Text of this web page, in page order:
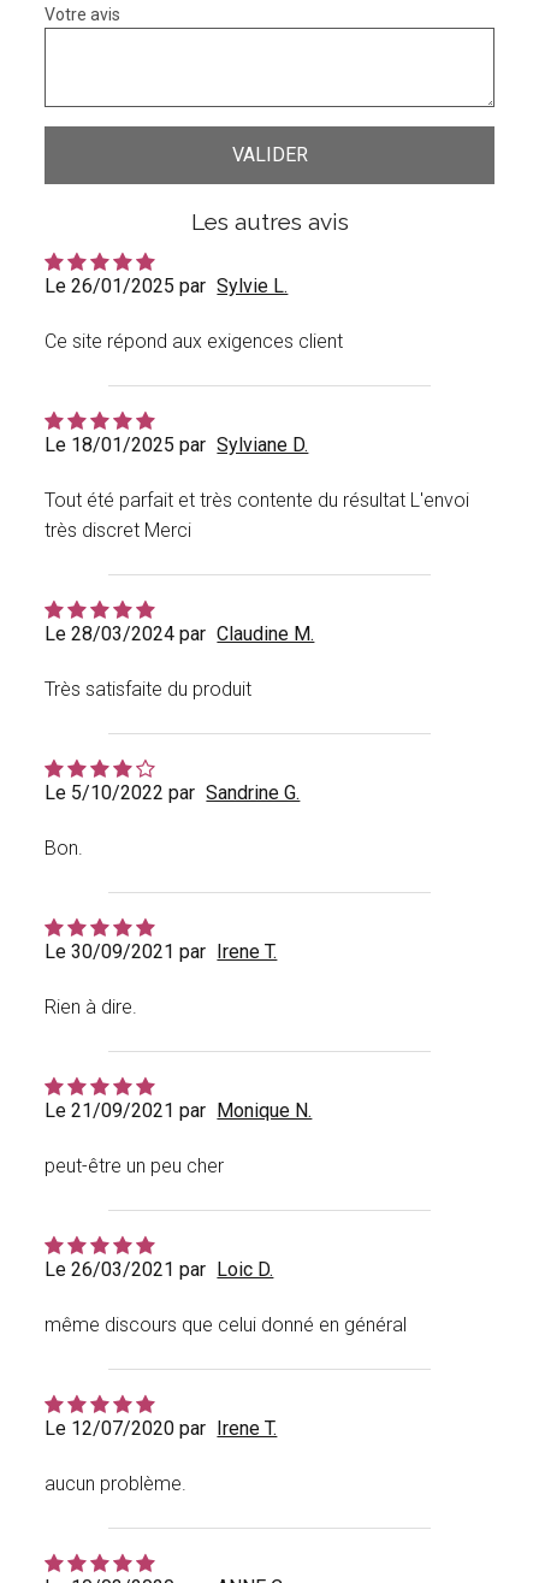
Votre avis
Les autres avis
Le 26/01/2025 par Sylvie L.
Ce site répond aux exigences client
Le 18/01/2025 par Sylviane D.
Tout été parfait et très contente du résultat L'envoi
très discret Merci
Le 28/03/2024 par Claudine M.
Très satisfaite du produit
Le 5/10/2022 par Sandrine G.
Bon.
Le 30/09/2021 par Irene T.
Rien à dire.
Le 21/09/2021 par Monique N.
peut-être un peu cher
Le 26/03/2021 par Loic D.
même discours que celui donné en général
Le 12/07/2020 par Irene T.
aucun problème.